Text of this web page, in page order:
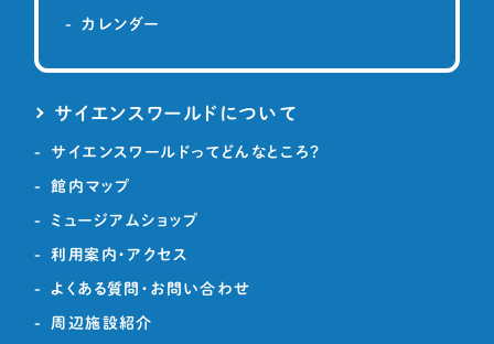
カレンダー
サイエンスワールドについて
サイエンスワールドってどんなところ？
館内マップ
ミュージアムショップ
利用案内・アクセス
よくある質問・お問い合わせ
周辺施設紹介